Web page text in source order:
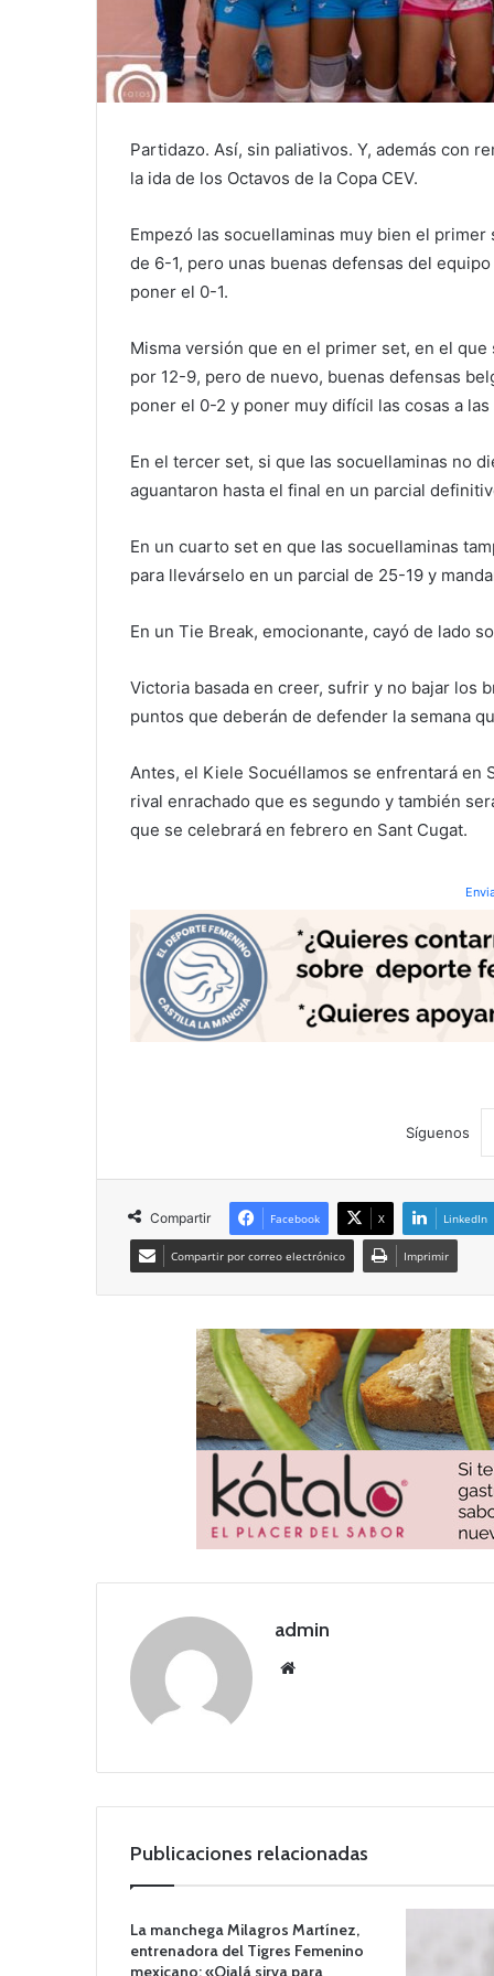
Partidazo. Así, sin paliativos. Y, además con
la ida de los Octavos de la Copa CEV.
Empezó las socuellaminas muy bien el
de 6-1, pero unas buenas defensas del
poner el 0-1.
Misma versión que en el primer set, en el
por 12-9, pero de nuevo, buenas defensas
poner el 0-2 y poner muy difícil las cosas a
En el tercer set, si que las socuellaminas no
aguantaron hasta el final en un parcial
En un cuarto set en que las socuellaminas
para llevárselo en un parcial de 25-19 y
En un Tie Break, emocionante, cayó de lado
Victoria basada en creer, sufrir y no bajar los
puntos que deberán de defender la semana
Antes, el Kiele Socuéllamos se enfrentará en
rival enrachado que es segundo y también
que se celebrará en febrero en Sant Cugat.
Síguenos
Compartir Facebook X LinkedIn
Compartir por correo electrónico Imprimir
admin
Publicaciones relacionadas
La manchega Milagros Martínez,
entrenadora del Tigres Femenino
mexicano: «Ojalá sirva para